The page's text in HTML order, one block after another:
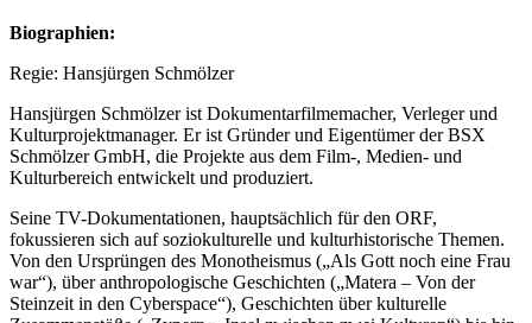
Biographien:
Regie: Hansjürgen Schmölzer
Hansjürgen Schmölzer ist Dokumentarfilmemacher, Verleger und
Kulturprojektmanager. Er ist Gründer und Eigentümer der BSX
Schmölzer GmbH, die Projekte aus dem Film-, Medien- und
Kulturbereich entwickelt und produziert.
Seine TV-Dokumentationen, hauptsächlich für den ORF,
fokussieren sich auf soziokulturelle und kulturhistorische Themen.
Von den Ursprüngen des Monotheismus („Als Gott noch eine Frau
war“), über anthropologische Geschichten („Matera – Von der
Steinzeit in den Cyberspace“), Geschichten über kulturelle